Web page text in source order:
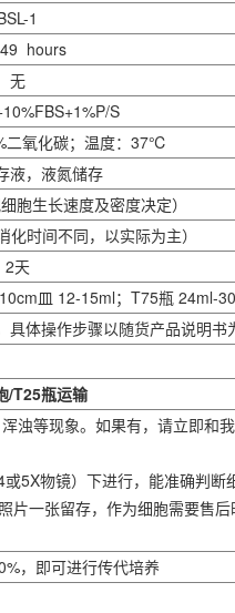
1
hours
无
S
二氧化碳；温度：37℃
液，液氮储存
胞生长速度及密度决定）
时间不同，以实际为主）
2天
皿 12-15ml；T75瓶 24ml-
具体操作步骤以随货产品说明书
/T25瓶运输
浊等现象。如果有，请立即和
5X物镜）下进行，能准确判
一张留存，作为细胞需要售
，即可进行传代培养